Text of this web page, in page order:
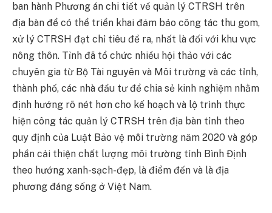
ban hành Phương án chi tiết về quản lý CTRSH trên
địa bàn để có thể triển khai đảm bảo công tác thu gom,
xử lý CTRSH đạt chỉ tiêu đề ra, nhất là đối với khu vực
nông thôn. Tỉnh đã tổ chức nhiều hội thảo với các
chuyên gia từ Bộ Tài nguyên và Môi trường và các tỉnh,
thành phố, các nhà đầu tư để chia sẻ kinh nghiệm nhằm
định hướng rõ nét hơn cho kế hoạch và lộ trình thực
hiện công tác quản lý CTRSH trên địa bàn tỉnh theo
quy định của Luật Bảo vệ môi trường năm 2020 và góp
phần cải thiện chất lượng môi trường tỉnh Bình Định
theo hướng xanh-sạch-đẹp, là điểm đến và là địa
phương đáng sống ở Việt Nam.